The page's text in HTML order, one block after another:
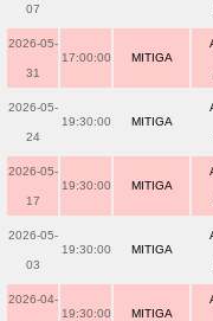
07
2026-05-
31
17:00:00 MITIGA
2026-05-
24
19:30:00 MITIGA
2026-05-
17
19:30:00 MITIGA
2026-05-
03
19:30:00 MITIGA
2026-04-
19:30:00 MITIGA